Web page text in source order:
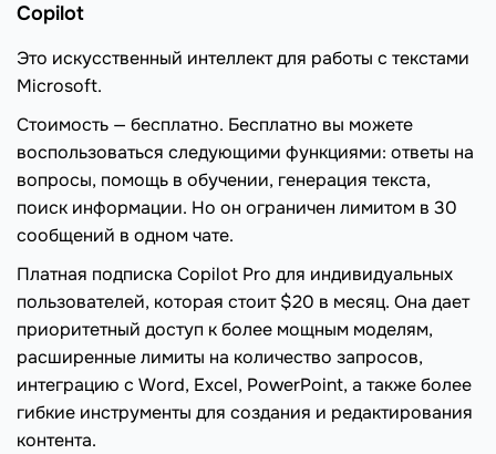
Copilot
Это искусственный интеллект для работы с текстами
Microsoft.
Стоимость — бесплатно. Бесплатно вы можете
воспользоваться следующими функциями: ответы на
вопросы, помощь в обучении, генерация текста,
поиск информации. Но он ограничен лимитом в 30
сообщений в одном чате.
Платная подписка Copilot Pro для индивидуальных
пользователей, которая стоит $20 в месяц. Она дает
приоритетный доступ к более мощным моделям,
расширенные лимиты на количество запросов,
интеграцию с Word, Excel, PowerPoint, а также более
гибкие инструменты для создания и редактирования
контента.